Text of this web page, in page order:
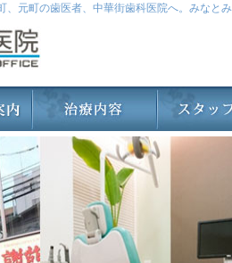
元町の歯医者、中華街歯科医院へ。みなと